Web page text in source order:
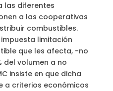
las diferentes
a las cooperativas
combustibles.
limitación
que les afecta, -no
del volumen a no
insiste en que dicha
a criterios económicos